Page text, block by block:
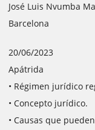
José Luis Nvumba
Barcelona
20/06/2023
Apátrida
• Régimen jurídico
• Concepto jurídico.
• Causas que